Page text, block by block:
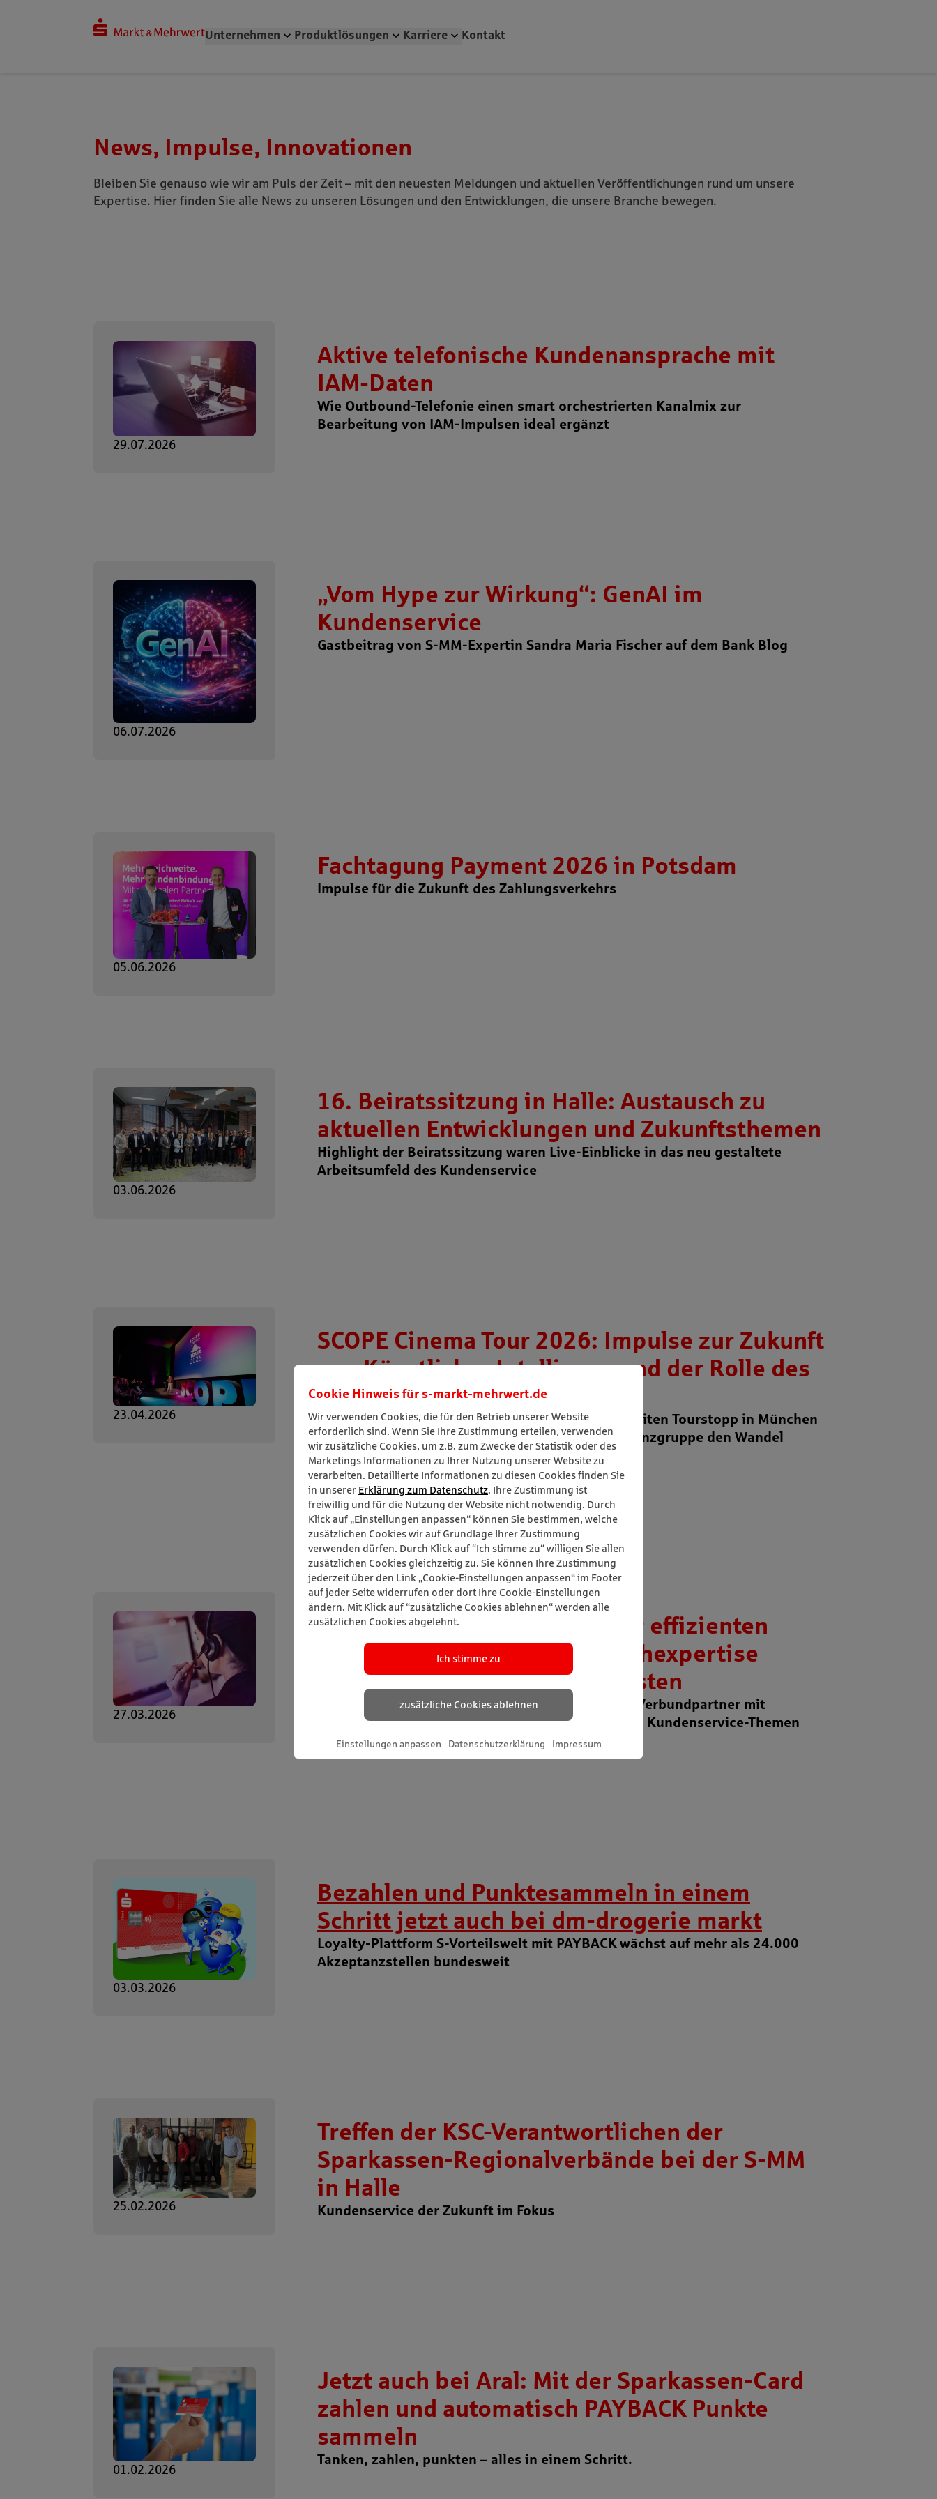
Cookie Hinweis für s-markt-mehrwert.de
Wir verwenden Cookies, die für den Betrieb unserer Website
erforderlich sind. Wenn Sie Ihre Zustimmung erteilen, verwenden
wir zusätzliche Cookies, um z.B. zum Zwecke der Statistik oder des
Marketings Informationen zu Ihrer Nutzung unserer Website zu
verarbeiten. Detaillierte Informationen zu diesen Cookies finden Sie
in unserer Erklärung zum Datenschutz. Ihre Zustimmung ist
freiwillig und für die Nutzung der Website nicht notwendig. Durch
Klick auf „Einstellungen anpassen“ können Sie bestimmen, welche
zusätzlichen Cookies wir auf Grundlage Ihrer Zustimmung
verwenden dürfen. Durch Klick auf “Ich stimme zu“ willigen Sie allen
zusätzlichen Cookies gleichzeitig zu. Sie können Ihre Zustimmung
jederzeit über den Link „Cookie-Einstellungen anpassen“ im Footer
auf jeder Seite widerrufen oder dort Ihre Cookie-Einstellungen
ändern. Mit Klick auf “zusätzliche Cookies ablehnen“ werden alle
zusätzlichen Cookies abgelehnt.
Ich stimme zu
zusätzliche Cookies ablehnen
Einstellungen anpassen Datenschutzerklärung Impressum